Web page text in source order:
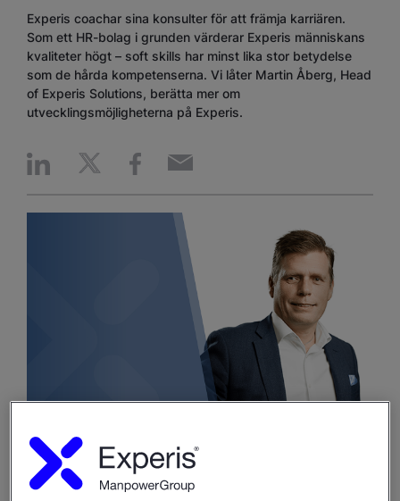
Experis coachar sina konsulter för att främja karriären.
Som ett HR-bolag i grunden värderar Experis människans
kvaliteter högt – soft skills har minst lika stor betydelse
som de hårda kompetenserna. Vi låter Martin Åberg, Head
of Experis Solutions, berätta mer om
utvecklingsmöjligheterna på Experis.
– Vi märker att mjuka sidor ökar i värde hos våra
kunder, där man ser på hårda kompetenser som något
man kan lära sig. Det tar längre tid att förändra hur man